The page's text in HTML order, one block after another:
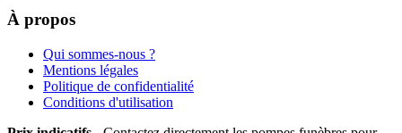
À propos
Qui sommes-nous ?
Mentions légales
Politique de confidentialité
Conditions d'utilisation